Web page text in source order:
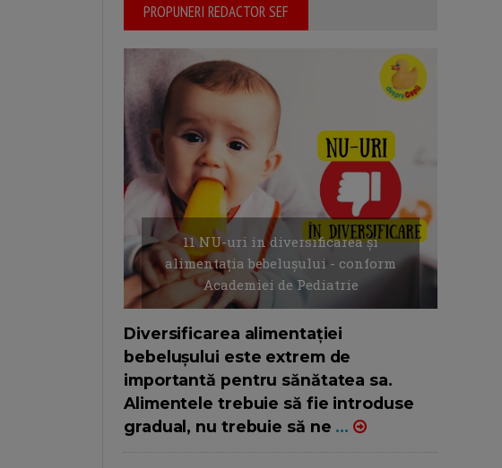
PROPUNERI REDACTOR SEF
11 NU-uri in diversificarea și
alimentația bebelușului - conform
Academiei de Pediatrie
Diversificarea alimentației
bebelușului este extrem de
importantă pentru sănătatea sa.
Alimentele trebuie să fie introduse
gradual, nu trebuie să ne ...